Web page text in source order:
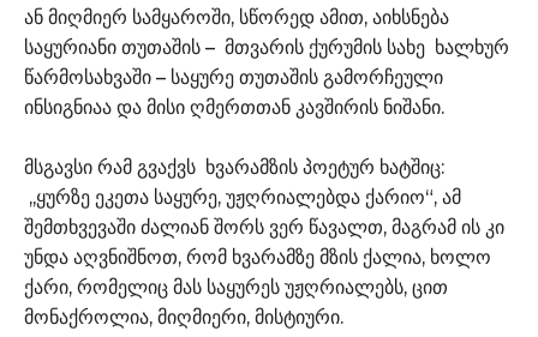
ან მიღმიერ სამყაროში, სწორედ ამით, აიხსნება
საყურიანი თუთაშის – მთვარის ქურუმის სახე ხალხურ
წარმოსახვაში – საყურე თუთაშის გამორჩეული
ინსიგნიაა და მისი ღმერთთან კავშირის ნიშანი.
მსგავსი რამ გვაქვს ხვარამზის პოეტურ ხატშიც:
,,ყურზე ეკეთა საყურე, უჟღრიალებდა ქარიო“, ამ
შემთხვევაში ძალიან შორს ვერ წავალთ, მაგრამ ის კი
უნდა აღვნიშნოთ, რომ ხვარამზე მზის ქალია, ხოლო
ქარი, რომელიც მას საყურეს უჟღრიალებს, ცით
მონაქროლია, მიღმიერი, მისტიური.